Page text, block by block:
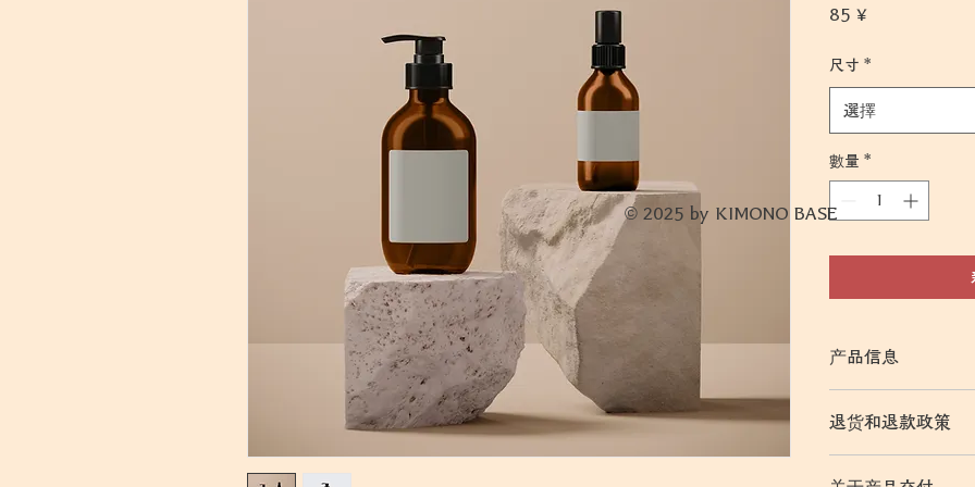
85 ¥價
尺寸 *
選擇
數量 *
产品信息
性和推荐要点。
退货和退款政策
© 2025 by KIMONO BASE